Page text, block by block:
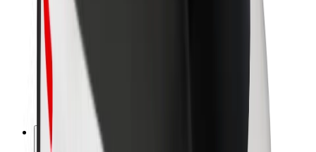
Vztahy s investory
Vedení
Značka
Média
Městský fond
Bezpečnost